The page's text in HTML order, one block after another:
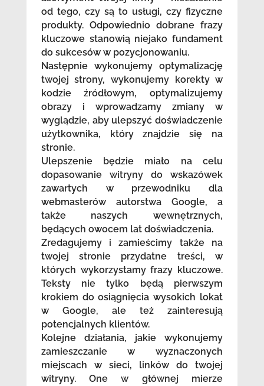
od tego, czy są to usługi, czy fizyczne
produkty. Odpowiednio dobrane frazy
kluczowe stanowią niejako fundament
do sukcesów w pozycjonowaniu.
Następnie wykonujemy optymalizację
twojej strony, wykonujemy korekty w
kodzie źródłowym, optymalizujemy
obrazy i wprowadzamy zmiany w
wyglądzie, aby ulepszyć doświadczenie
użytkownika, który znajdzie się na
stronie.
Ulepszenie będzie miało na celu
dopasowanie witryny do wskazówek
zawartych w przewodniku dla
webmasterów autorstwa Google, a
także naszych wewnętrznych,
będących owocem lat doświadczenia.
Zredagujemy i zamieścimy także na
twojej stronie przydatne treści, w
których wykorzystamy frazy kluczowe.
Teksty nie tylko będą pierwszym
krokiem do osiągnięcia wysokich lokat
w Google, ale też zainteresują
potencjalnych klientów.
Kolejne działania, jakie wykonujemy
zamieszczanie w wyznaczonych
miejscach w sieci, linków do twojej
witryny. One w głównej mierze